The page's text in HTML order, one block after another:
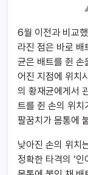
6월 이전과 비교
라진 점은 바로
균은 배트를 쥔 손
어진 지점에 위치
의 황재균에게서
트를 쥔 손의 위치
팔꿈치가 몸통에
낮아진 손의 위치
정확한 타격의 ‘